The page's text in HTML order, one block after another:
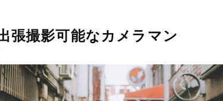
会えます。まずは、ラブグラフの撮影事例をご覧くださ
張撮影可能なカメラマン